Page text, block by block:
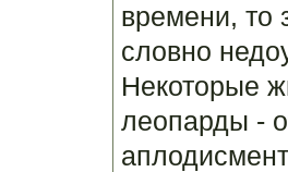
времени, то
словно
Некоторые
леопарды -